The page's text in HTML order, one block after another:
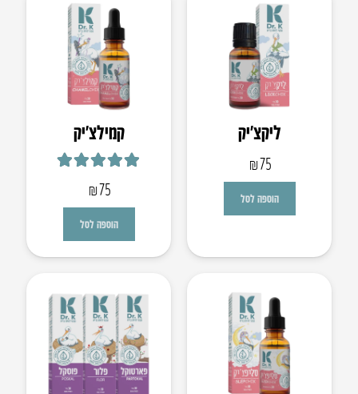
ליקצ’יק
₪75
הוספה לסל
קמילצ’יק
5.00
₪75
הוספה לסל